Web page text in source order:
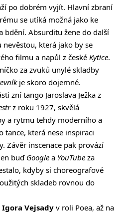
po dobrém vyjít. Hlavní zbraní
se utíká možná jako ke
bdění. Absurditu žene do další
která jako by se
filmu a napůl z české Kytice.
za zvuků unylé skladby
je skoro dojemné.
zní tango Jaroslava Ježka z
z roku 1927, skvělá
a rytmu tehdy moderního a
tance, která nese inspiraci
Závěr inscenace pak provází
buďGoogle a YouTube za
kdyby si choreografové
skladeb rovnou do
Igora Vejsady v roli Poea, až na